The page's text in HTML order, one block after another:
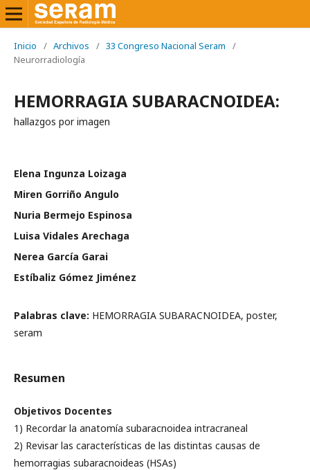
Inicio / Archivos / 33 Congreso Nacional Seram
/
Neurorradiología
HEMORRAGIA SUBARACNOIDEA:
hallazgos por imagen
Elena Ingunza Loizaga
Miren Gorriño Angulo
Nuria Bermejo Espinosa
Luisa Vidales Arechaga
Nerea García Garai
Estíbaliz Gómez Jiménez
Palabras clave: HEMORRAGIA SUBARACNOIDEA, poster,
seram
Resumen
Objetivos Docentes
1) Recordar la anatomía subaracnoidea intracraneal
2) Revisar las características de las distintas causas de
hemorragias subaracnoideas (HSAs)